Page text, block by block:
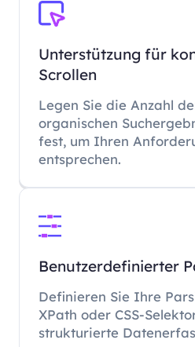
Unterstützung für
Scrollen
Legen Sie die Anzahl
organischen
fest, um Ihren
entsprechen.
Benutzerdefinierter
Definieren Sie Ihre
XPath oder CSS-
strukturierte